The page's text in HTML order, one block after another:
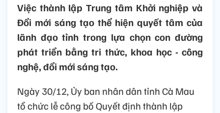
Việc thành lập Trung tâm Khởi nghiệp và
Đổi mới sáng tạo thể hiện quyết tâm của
lãnh đạo tỉnh trong lựa chọn con đường
phát triển bằng tri thức, khoa học - công
nghệ, đổi mới sáng tạo.
Ngày 30/12, Ủy ban nhân dân tỉnh Cà Mau
tổ chức lễ công bố Quyết định thành lập